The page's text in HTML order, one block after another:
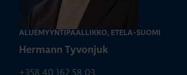
ALUEMYYNTIPÄÄLLIKKÖ, ETELÄ-SUOMI
Hermann Tyvonjuk
+358 40 162 58 03